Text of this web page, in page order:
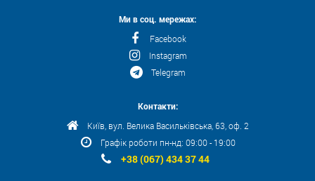
Ми в соц. мережах:
Facebook
Instagram
Telegram
Контакти:
Київ, вул. Велика Васильківська, 63, оф. 2
Графік роботи пн-нд: 09:00 - 19:00
+38 (067) 434 37 44